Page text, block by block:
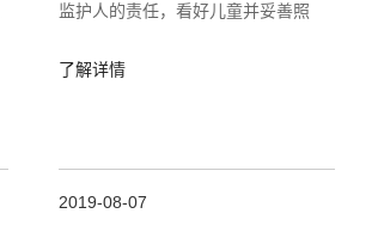
监护人的责任，看好儿童并妥善照
责任同行
了解详情
2019-08-07